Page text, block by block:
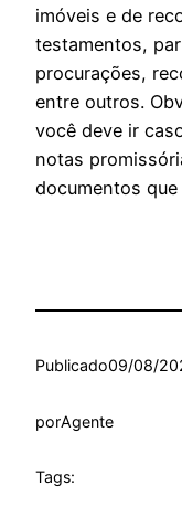
imóveis e de
testamentos,
procurações,
entre outros.
você deve ir
notas
documentos
Publicado09/08/
porAgente
Tags: